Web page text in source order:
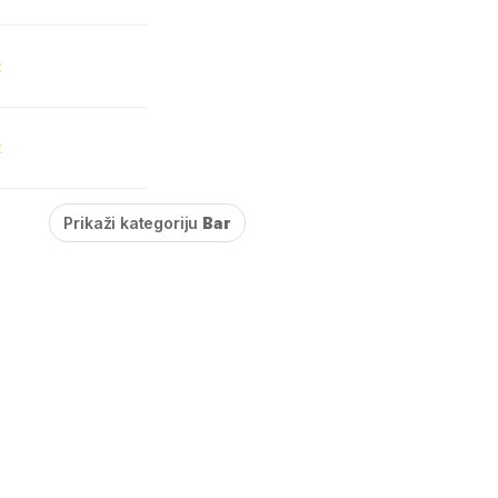
Prikaži kategoriju Bar